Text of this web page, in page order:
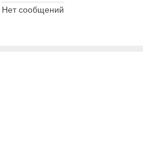
Нет сообщений